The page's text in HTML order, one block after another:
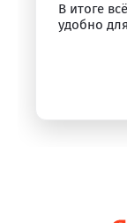
В итоге
удобно